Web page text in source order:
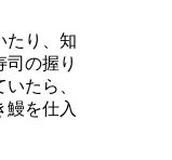
たり、知
司の握り
たら、
鰻を仕入